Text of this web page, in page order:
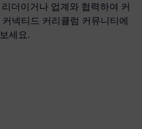
더이거나 업계와 협력하여 커
넥티드 커리큘럼 커뮤니티에
세요.